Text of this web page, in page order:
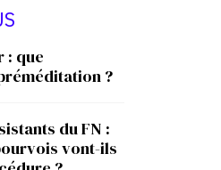
: que
?
du FN :
vont-ils